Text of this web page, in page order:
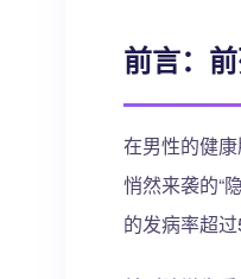
前言：
在男性的健
悄然来袭的“
的发病率超